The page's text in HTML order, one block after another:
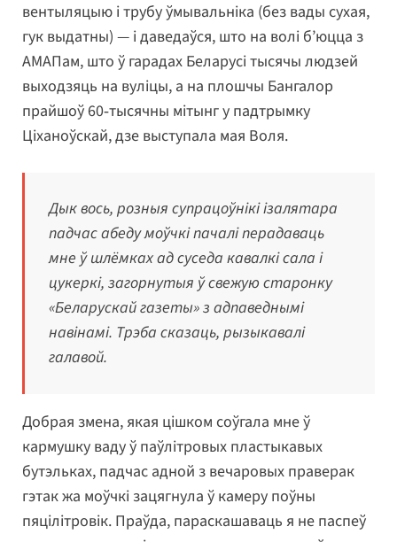
вентыляцыю і трубу ўмывальніка (без вады сухая,
гук выдатны) — і даведаўся, што на волі б’юцца з
АМАПам, што ў гарадах Беларусі тысячы людзей
выходзяць на вуліцы, а на плошчы Бангалор
прайшоў 60‑тысячны мітынг у падтрымку
Ціханоўскай, дзе выступала мая Воля.
Дык вось, розныя супрацоўнікі ізалятара
падчас абеду моўчкі пачалі перадаваць
мне ў шлёмках ад суседа кавалкі сала і
цукеркі, загорнутыя ў свежую старонку
«Беларускай газеты» з адпаведнымі
навінамі. Трэба сказаць, рызыкавалі
галавой.
Добрая змена, якая цішком соўгала мне ў
кармушку ваду ў паўлітровых пластыкавых
бутэльках, падчас адной з вечаровых праверак
гэтак жа моўчкі зацягнула ў камеру поўны
пяцілітровік. Праўда, параскашаваць я не паспеў